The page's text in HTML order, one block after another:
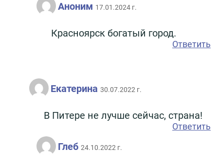
Аноним 17.01.2024 г.
Красноярск богатый город.
Ответить
Екатерина 30.07.2022 г.
В Питере не лучше сейчас, страна!
Ответить
Глеб 24.10.2022 г.